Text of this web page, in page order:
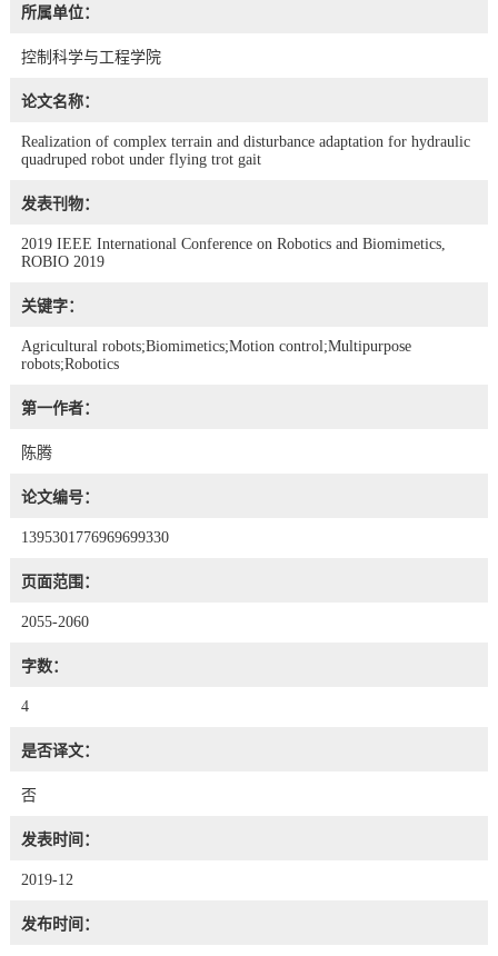
所属单位：
控制科学与工程学院
论文名称：
Realization of complex terrain and disturbance adaptation for hydraulic
quadruped robot under flying trot gait
发表刊物：
2019 IEEE International Conference on Robotics and Biomimetics,
ROBIO 2019
关键字：
Agricultural robots;Biomimetics;Motion control;Multipurpose
robots;Robotics
第一作者：
陈腾
论文编号：
1395301776969699330
页面范围：
2055-2060
字数：
4
是否译文：
否
发表时间：
2019-12
发布时间：